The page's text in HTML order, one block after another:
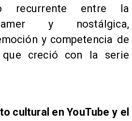
recurrente entre la
y nostálgica,
y competencia de
que creció con la serie
cultural en YouTube y el